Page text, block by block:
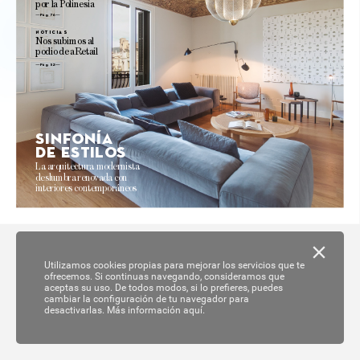
La arquitectura modernista
deslumbra renovada con
interiores contemporáneos
Sinfonía
de estilos
por la Polinesia
Pág. 76
Nos subimos al
podio de aRetail
noticias
Pág. 52
Utilizamos cookies propias para mejorar los servicios que te
ofrecemos. Si continuas navegando, consideramos que
aceptas su uso. De todos modos, si lo prefieres, puedes
cambiar la configuración de tu navegador para
desactivarlas. Más información aquí.